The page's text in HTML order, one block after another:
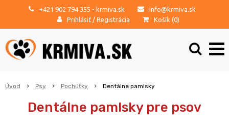
+421 902 794 355 - krmiva.sk
info@krmiva.sk
Prihlásiť / Registrácia Košík (0)
Úvod Psy Pochúťky Dentálne pamlsky
Dentálne pamlsky pre psov